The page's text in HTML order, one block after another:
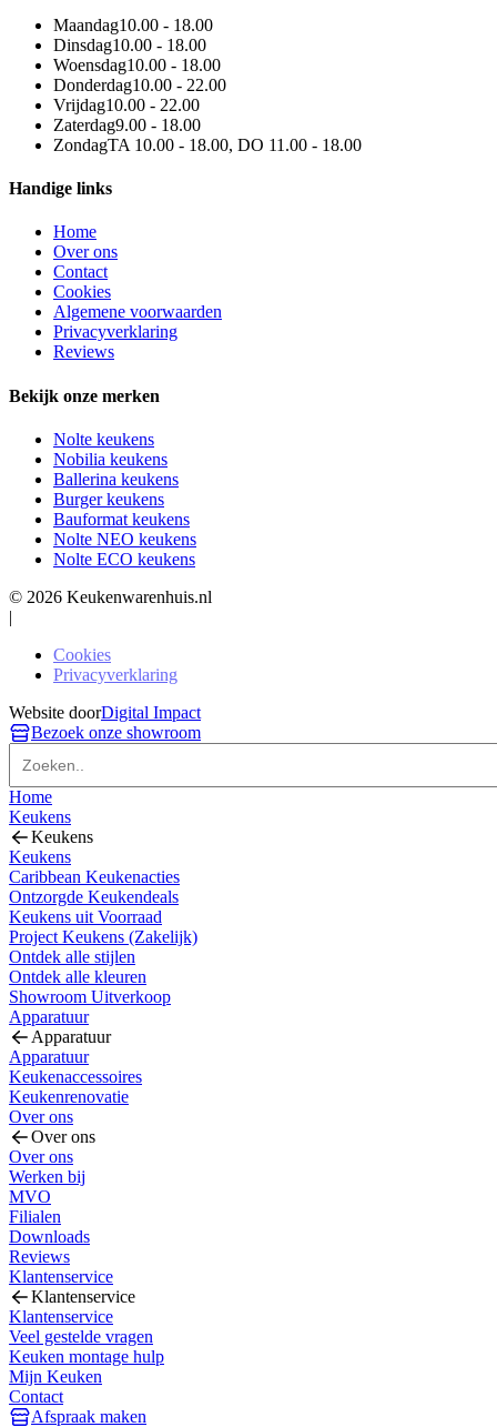
Maandag10.00 - 18.00
Dinsdag10.00 - 18.00
Woensdag10.00 - 18.00
Donderdag10.00 - 22.00
Vrijdag10.00 - 22.00
Zaterdag9.00 - 18.00
ZondagTA 10.00 - 18.00, DO 11.00 - 18.00
Handige links
Home
Over ons
Contact
Cookies
Algemene voorwaarden
Privacyverklaring
Reviews
Bekijk onze merken
Nolte keukens
Nobilia keukens
Ballerina keukens
Burger keukens
Bauformat keukens
Nolte NEO keukens
Nolte ECO keukens
© 2026 Keukenwarenhuis.nl
|
Cookies
Privacyverklaring
Website doorDigital Impact
Bezoek onze showroom
Home
Keukens
Keukens
Keukens
Caribbean Keukenacties
Ontzorgde Keukendeals
Keukens uit Voorraad
Project Keukens (Zakelijk)
Ontdek alle stijlen
Ontdek alle kleuren
Showroom Uitverkoop
Apparatuur
Apparatuur
Apparatuur
Keukenaccessoires
Keukenrenovatie
Over ons
Over ons
Over ons
Werken bij
MVO
Filialen
Downloads
Reviews
Klantenservice
Klantenservice
Klantenservice
Veel gestelde vragen
Keuken montage hulp
Mijn Keuken
Contact
Afspraak maken